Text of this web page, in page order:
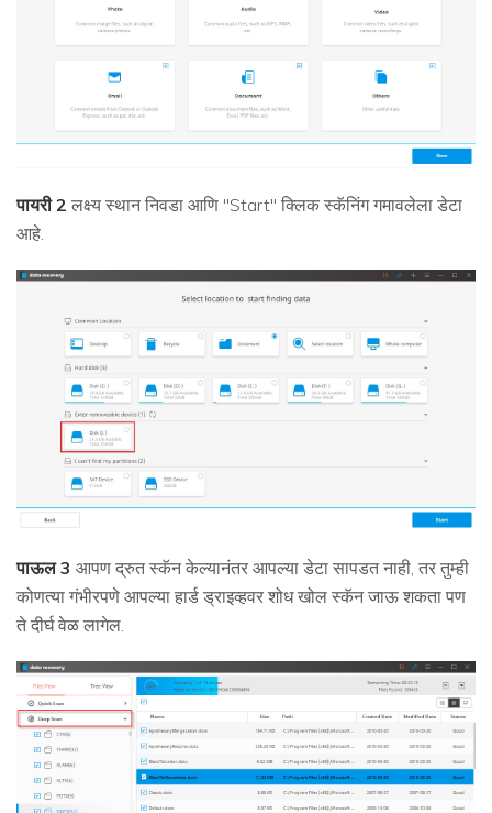
पायरी 2 लक्ष्य स्थान निवडा आणि "Start" क्लिक स्कॅनिंग गमावलेला डेटा
आहे.
पाऊल 3 आपण द्रुत स्कॅन केल्यानंतर आपल्या डेटा सापडत नाही, तर तुम्ही
कोणत्या गंभीरपणे आपल्या हार्ड ड्राइव्हवर शोध खोल स्कॅन जाऊ शकता पण
ते दीर्घ वेळ लागेल.